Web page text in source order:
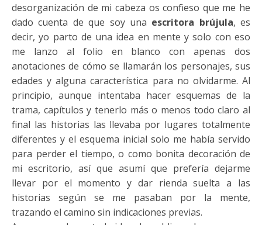
desorganización de mi cabeza os confieso que me he
dado cuenta de que soy una escritora brújula, es
decir, yo parto de una idea en mente y solo con eso
me lanzo al folio en blanco con apenas dos
anotaciones de cómo se llamarán los personajes, sus
edades y alguna característica para no olvidarme. Al
principio, aunque intentaba hacer esquemas de la
trama, capítulos y tenerlo más o menos todo claro al
final las historias las llevaba por lugares totalmente
diferentes y el esquema inicial solo me había servido
para perder el tiempo, o como bonita decoración de
mi escritorio, así que asumí que prefería dejarme
llevar por el momento y dar rienda suelta a las
historias según se me pasaban por la mente,
trazando el camino sin indicaciones previas.